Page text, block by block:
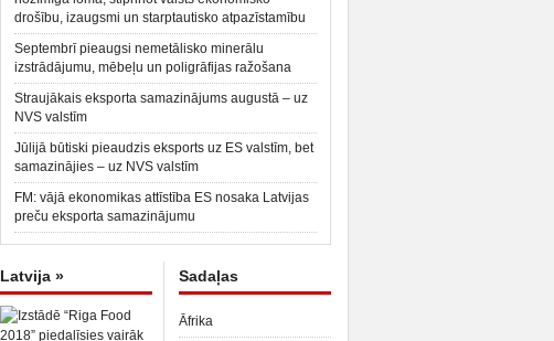
drošību, izaugsmi un starptautisko atpazīstamību
Septembrī pieaugsi nemetālisko minerālu
izstrādājumu, mēbeļu un poligrāfijas ražošana
Straujākais eksporta samazinājums augustā – uz
NVS valstīm
Jūlijā būtiski pieaudzis eksports uz ES valstīm, bet
samazinājies – uz NVS valstīm
FM: vājā ekonomikas attīstība ES nosaka Latvijas
preču eksporta samazinājumu
Latvija » Sadaļas
Āfrika